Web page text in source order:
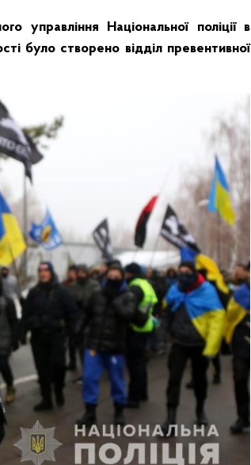
управління Національної поліції в
було створено відділ превентивної